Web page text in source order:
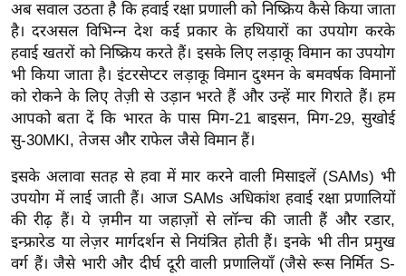
न
ज
ग
त
बॉ
ली
ड
हॉ
ली
वु
अब सवाल उठता है कि हवाई रक्षा प्रणाली को निष्क्रिय कैसे किया जाता
है। दरअसल विभिन्न देश कई प्रकार के हथियारों का उपयोग करके
हवाई खतरों को निष्क्रिय करते हैं। इसके लिए लड़ाकू विमान का उपयोग
भी किया जाता है। इंटरसेप्टर लड़ाकू विमान दुश्मन के बमवर्षक विमानों
को रोकने के लिए तेज़ी से उड़ान भरते हैं और उन्हें मार गिराते हैं। हम
आपको बता दें कि भारत के पास मिग-21 बाइसन, मिग-29, सुखोई
सु-30MKI, तेजस और राफेल जैसे विमान हैं।
इसके अलावा सतह से हवा में मार करने वाली मिसाइलें (SAMs) भी
उपयोग में लाई जाती हैं। आज SAMs अधिकांश हवाई रक्षा प्रणालियों
की रीढ़ हैं। ये ज़मीन या जहाज़ों से लॉन्च की जाती हैं और रडार,
इन्फ्रारेड या लेज़र मार्गदर्शन से नियंत्रित होती हैं। इनके भी तीन प्रमुख
वर्ग हैं। जैसे भारी और दीर्घ दूरी वाली प्रणालियाँ (जैसे रूस निर्मित S-